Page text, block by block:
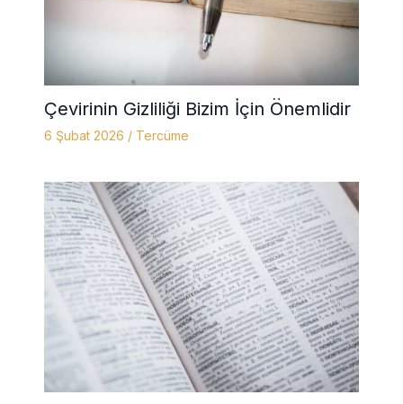
Çevirinin Gizliliği Bizim İçin Önemlidir
6 Şubat 2026 / Tercüme